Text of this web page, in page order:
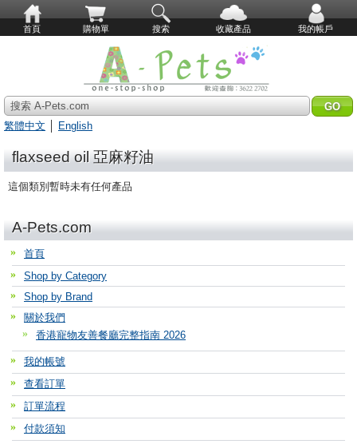
首頁 購物單 搜索 收藏產品 我的帳戶
搜索 A-Pets.com
繁體中文
English
flaxseed oil 亞麻籽油
這個類別暫時未有任何產品
A-Pets.com
首頁
Shop by Category
Shop by Brand
關於我們
香港寵物友善餐廳完整指南 2026
我的帳號
查看訂單
訂單流程
付款須知